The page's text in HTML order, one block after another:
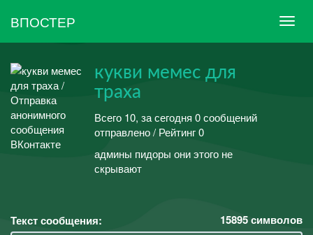
ВПОСТЕР
кукви мемес для
траха
Всего 10, за сегодня 0 сообщений
отправлено / Рейтинг 0
админы пидоры они этого не
скрывают
Текст сообщения: 15895символов